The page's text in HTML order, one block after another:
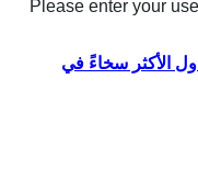
الدول الأكثر سخاءً في
Please enter your